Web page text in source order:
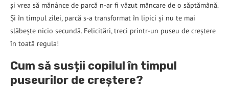
și vrea să mănânce de parcă n-ar fi văzut mâncare de o săptămână.
Și în timpul zilei, parcă s-a transformat în lipici și nu te mai
slăbește nicio secundă. Felicitări, treci printr-un puseu de creștere
în toată regula!
Cum să susții copilul în timpul
puseurilor de creștere?